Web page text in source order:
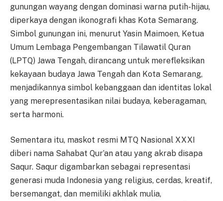
gunungan wayang dengan dominasi warna putih-hijau,
diperkaya dengan ikonografi khas Kota Semarang.
Simbol gunungan ini, menurut Yasin Maimoen, Ketua
Umum Lembaga Pengembangan Tilawatil Quran
(LPTQ) Jawa Tengah, dirancang untuk merefleksikan
kekayaan budaya Jawa Tengah dan Kota Semarang,
menjadikannya simbol kebanggaan dan identitas lokal
yang merepresentasikan nilai budaya, keberagaman,
serta harmoni.
Sementara itu, maskot resmi MTQ Nasional XXXI
diberi nama Sahabat Qur’an atau yang akrab disapa
Saqur. Saqur digambarkan sebagai representasi
generasi muda Indonesia yang religius, cerdas, kreatif,
bersemangat, dan memiliki akhlak mulia,